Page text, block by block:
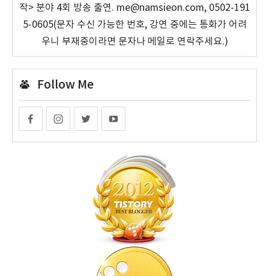
작> 분야 4회 방송 출연. me@namsieon.com, 0502-191
5-0605(문자 수신 가능한 번호, 강연 중에는 통화가 어려
우니 부재중이라면 문자나 메일로 연락주세요.)
Follow Me